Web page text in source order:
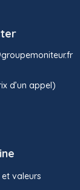
d’un appel)
et valeurs